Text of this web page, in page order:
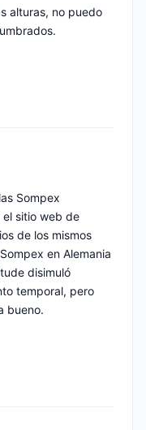
alturas, no puedo
Sompex
sitio web de
de los mismos
en Alemania
disimuló
temporal, pero
bueno.